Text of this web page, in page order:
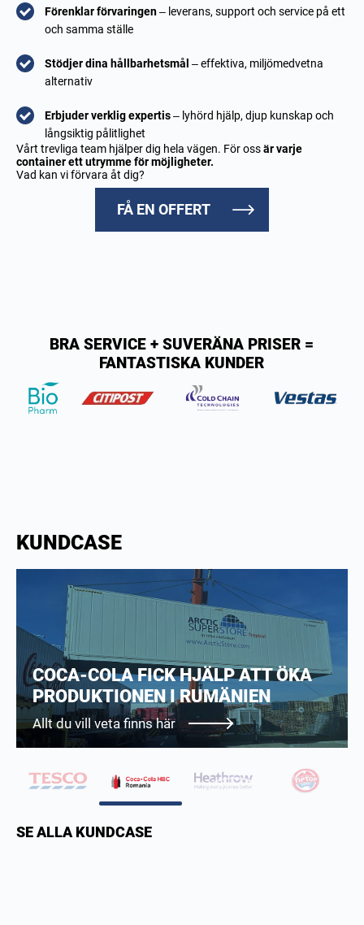
Förenklar förvaringen– leverans, support och service på ett
och samma ställe
Stödjer dina hållbarhetsmål – effektiva, miljömedvetna
alternativ
Erbjuder verklig expertis– lyhörd hjälp, djup kunskap och
långsiktig pålitlighet
Vårt trevliga team hjälper dig hela vägen. För ossär varje
container ett utrymme för möjligheter.
Vad kan vi förvara åt dig?
FÅ EN OFFERT
BRA SERVICE + SUVERÄNA PRISER =
FANTASTISKA KUNDER
KUNDCASE
KYL- OCH FRYSLAGER FÖR SÄKER
FÖRVARING AV LIVSMEDEL PÅ
HEATHROW
Allt du vill veta finns här
SE ALLA KUNDCASE